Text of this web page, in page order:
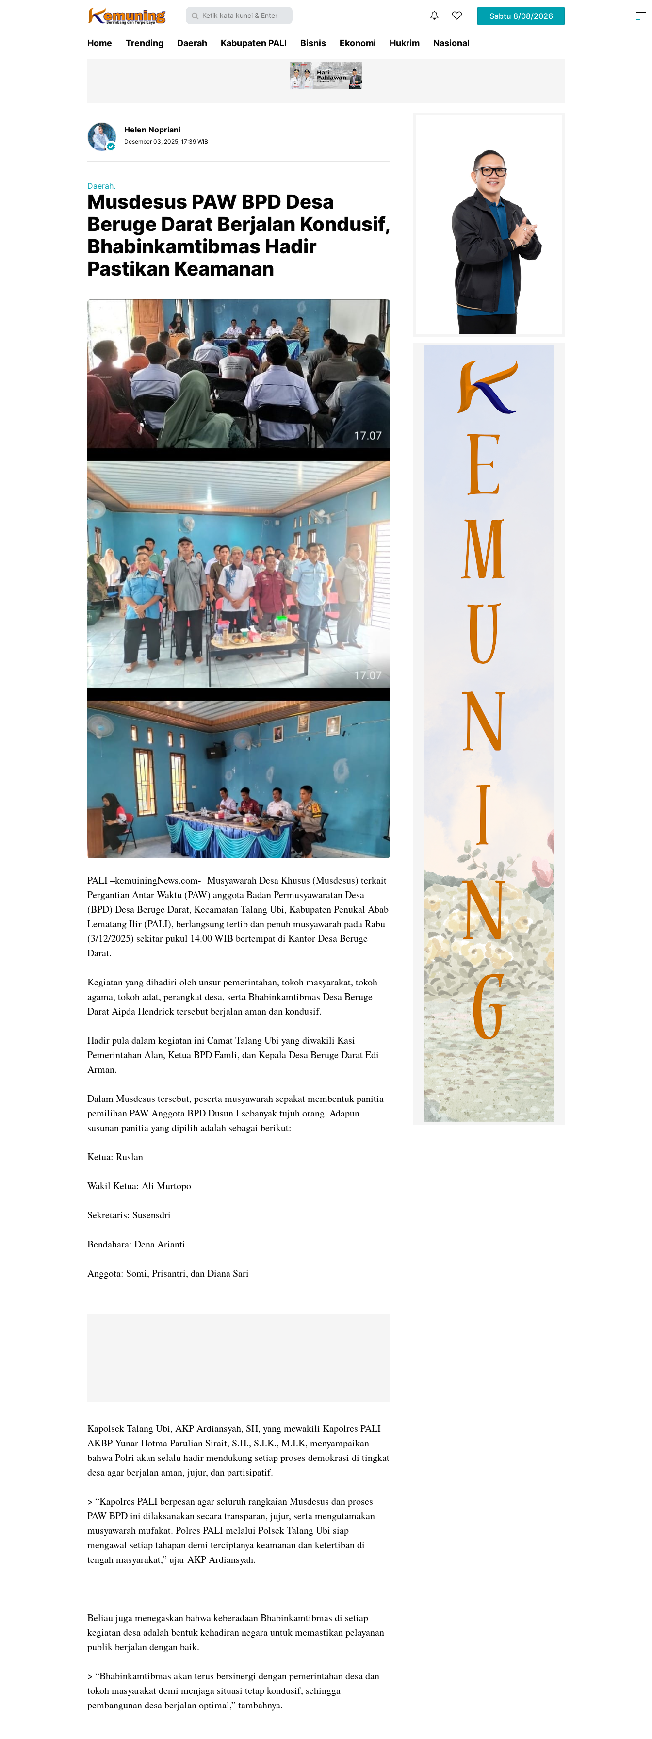
Sabtu 8/08/2026
Home Trending Daerah Kabupaten PALI Bisnis Ekonomi Hukrim Nasional
Helen Nopriani
Desember 03, 2025, 17:39 WIB
Daerah.
Musdesus PAW BPD Desa
Beruge Darat Berjalan Kondusif,
Bhabinkamtibmas Hadir
Pastikan Keamanan
PALI –kemuiningNews.com- Musyawarah Desa Khusus (Musdesus) terkait
Pergantian Antar Waktu (PAW) anggota Badan Permusyawaratan Desa
(BPD) Desa Beruge Darat, Kecamatan Talang Ubi, Kabupaten Penukal Abab
Lematang Ilir (PALI), berlangsung tertib dan penuh musyawarah pada Rabu
(3/12/2025) sekitar pukul 14.00 WIB bertempat di Kantor Desa Beruge
Darat.
Kegiatan yang dihadiri oleh unsur pemerintahan, tokoh masyarakat, tokoh
agama, tokoh adat, perangkat desa, serta Bhabinkamtibmas Desa Beruge
Darat Aipda Hendrick tersebut berjalan aman dan kondusif.
Hadir pula dalam kegiatan ini Camat Talang Ubi yang diwakili Kasi
Pemerintahan Alan, Ketua BPD Famli, dan Kepala Desa Beruge Darat Edi
Arman.
Dalam Musdesus tersebut, peserta musyawarah sepakat membentuk panitia
pemilihan PAW Anggota BPD Dusun I sebanyak tujuh orang. Adapun
susunan panitia yang dipilih adalah sebagai berikut:
Ketua: Ruslan
Wakil Ketua: Ali Murtopo
Sekretaris: Susensdri
Bendahara: Dena Arianti
Anggota: Somi, Prisantri, dan Diana Sari
Kapolsek Talang Ubi, AKP Ardiansyah, SH, yang mewakili Kapolres PALI
AKBP Yunar Hotma Parulian Sirait, S.H., S.I.K., M.I.K, menyampaikan
bahwa Polri akan selalu hadir mendukung setiap proses demokrasi di tingkat
desa agar berjalan aman, jujur, dan partisipatif.
> “Kapolres PALI berpesan agar seluruh rangkaian Musdesus dan proses
PAW BPD ini dilaksanakan secara transparan, jujur, serta mengutamakan
musyawarah mufakat. Polres PALI melalui Polsek Talang Ubi siap
mengawal setiap tahapan demi terciptanya keamanan dan ketertiban di
tengah masyarakat,” ujar AKP Ardiansyah.
Beliau juga menegaskan bahwa keberadaan Bhabinkamtibmas di setiap
kegiatan desa adalah bentuk kehadiran negara untuk memastikan pelayanan
publik berjalan dengan baik.
> “Bhabinkamtibmas akan terus bersinergi dengan pemerintahan desa dan
tokoh masyarakat demi menjaga situasi tetap kondusif, sehingga
pembangunan desa berjalan optimal,” tambahnya.